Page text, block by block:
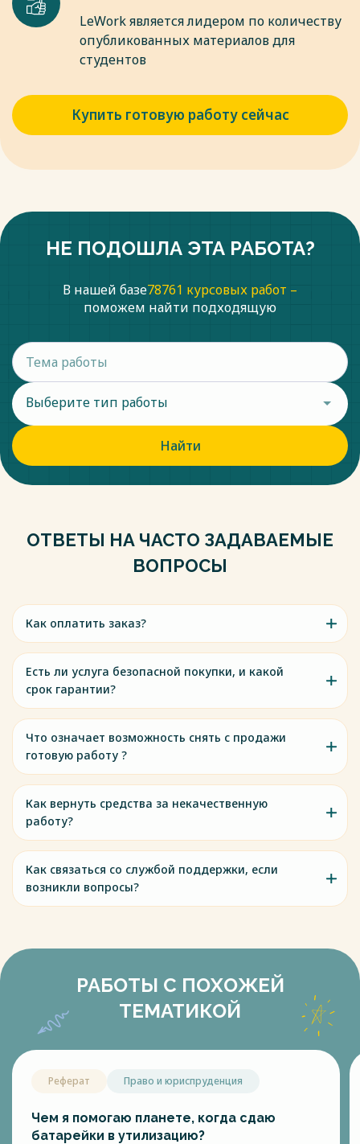
LeWork является лидером по количеству
опубликованных материалов для
студентов
Купить готовую работу сейчас
НЕ ПОДОШЛА ЭТА РАБОТА?
В нашей базе78761 курсовых работ –
поможем найти подходящую
Выберите тип работы
Найти
ОТВЕТЫ НА ЧАСТО ЗАДАВАЕМЫЕ
ВОПРОСЫ
Как оплатить заказ?
Есть ли услуга безопасной покупки, и какой
срок гарантии?
Что означает возможность снять с продажи
готовую работу ?
Как вернуть средства за некачественную
работу?
Как связаться со службой поддержки, если
возникли вопросы?
РАБОТЫ С ПОХОЖЕЙ
ТЕМАТИКОЙ
Реферат Право и юриспруденция
Чем я помогаю планете, когда сдаю
батарейки в утилизацию?